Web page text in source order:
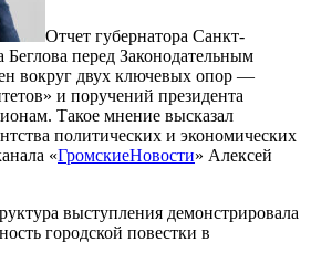
Отчет губернатора Санкт-
Беглова перед Законодательным
вокруг двух ключевых опор —
и поручений президента
Такое мнение высказал
политических и экономических
«ГромскиеНовости» Алексей
выступления демонстрировала
городской повестки в